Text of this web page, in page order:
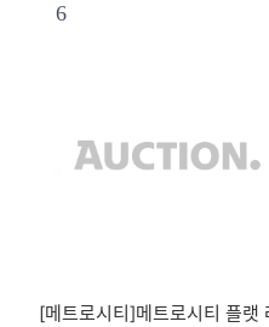
6
[메트로시티]메트로시티 플랫